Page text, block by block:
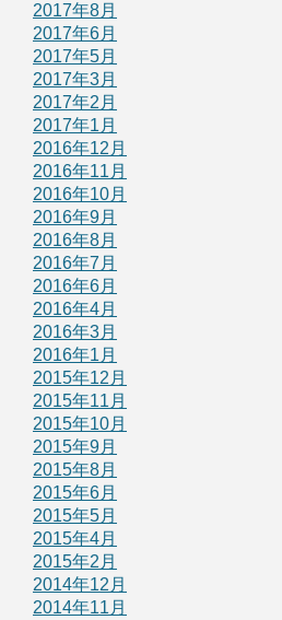
2017年8月
2017年6月
2017年5月
2017年3月
2017年2月
2017年1月
2016年12月
2016年11月
2016年10月
2016年9月
2016年8月
2016年7月
2016年6月
2016年4月
2016年3月
2016年1月
2015年12月
2015年11月
2015年10月
2015年9月
2015年8月
2015年6月
2015年5月
2015年4月
2015年2月
2014年12月
2014年11月